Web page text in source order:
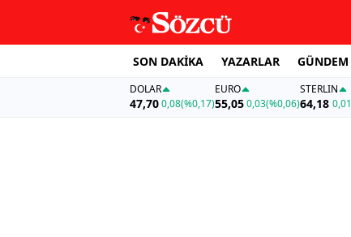
SON DAKİKA YAZARLAR GÜNDEM
DOLAR
47,700,08(%0,17)
EURO
55,05 0,03(%0,06)
STERLIN
64,18 0,01